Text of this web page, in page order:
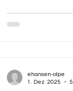
ehansen-olpe
1. Dez. 2025